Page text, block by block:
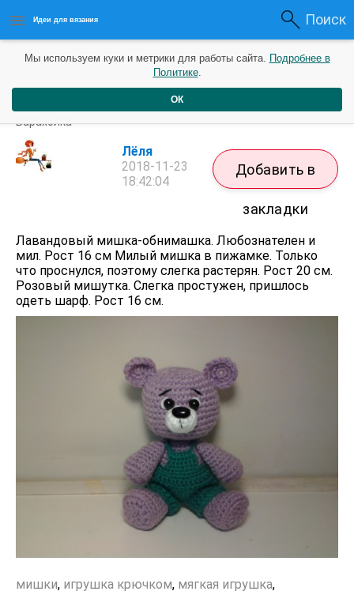
Идеи для вязания Поиск
Барахолка
Лёля
2018-11-23
18:42:04
Добавить в
закладки
Лавандовый мишка-обнимашка. Любознателен и
мил. Рост 16 см Милый мишка в пижамке. Только
что проснулся, поэтому слегка растерян. Рост 20 см.
Розовый мишутка. Слегка простужен, пришлось
одеть шарф. Рост 16 см.
мишки, игрушка крючком, мягкая игрушка,
Мы используем куки и метрики для работы сайта. Подробнее в
Политике.
ОК